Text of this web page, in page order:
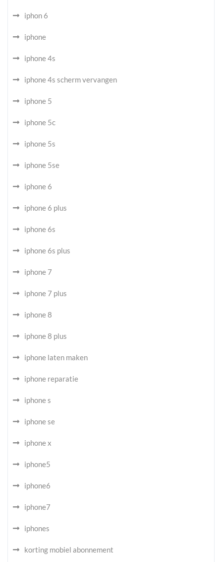
iphon 6
iphone
iphone 4s
iphone 4s scherm vervangen
iphone 5
iphone 5c
iphone 5s
iphone 5se
iphone 6
iphone 6 plus
iphone 6s
iphone 6s plus
iphone 7
iphone 7 plus
iphone 8
iphone 8 plus
iphone laten maken
iphone reparatie
iphone s
iphone se
iphone x
iphone5
iphone6
iphone7
iphones
korting mobiel abonnement